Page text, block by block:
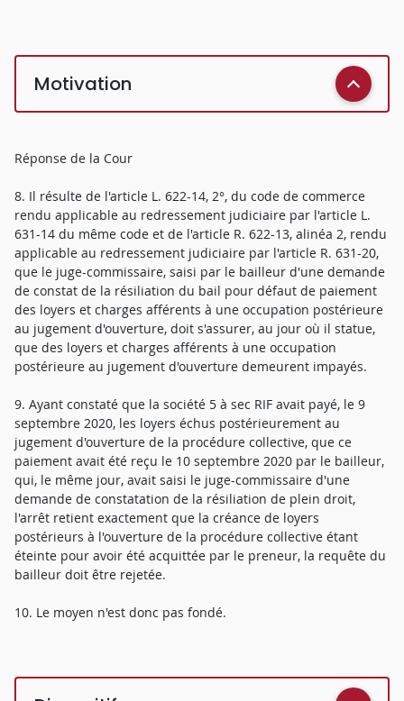
Motivation
Réponse de la Cour
8. Il résulte de l'article L. 622-14, 2°, du code de commerce
rendu applicable au redressement judiciaire par l'article L.
631-14 du même code et de l'article R. 622-13, alinéa 2, rendu
applicable au redressement judiciaire par l'article R. 631-20,
que le juge-commissaire, saisi par le bailleur d'une demande
de constat de la résiliation du bail pour défaut de paiement
des loyers et charges afférents à une occupation postérieure
au jugement d'ouverture, doit s'assurer, au jour où il statue,
que des loyers et charges afférents à une occupation
postérieure au jugement d'ouverture demeurent impayés.
9. Ayant constaté que la société 5 à sec RIF avait payé, le 9
septembre 2020, les loyers échus postérieurement au
jugement d'ouverture de la procédure collective, que ce
paiement avait été reçu le 10 septembre 2020 par le bailleur,
qui, le même jour, avait saisi le juge-commissaire d'une
demande de constatation de la résiliation de plein droit,
l'arrêt retient exactement que la créance de loyers
postérieurs à l'ouverture de la procédure collective étant
éteinte pour avoir été acquittée par le preneur, la requête du
bailleur doit être rejetée.
10. Le moyen n'est donc pas fondé.